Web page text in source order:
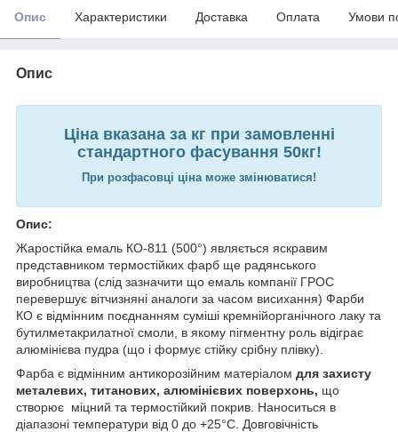
Опис Характеристики Доставка Оплата Умови
Опис
Ціна вказана за кг при замовленні
стандартного фасування 50кг!
При розфасовці ціна може змінюватися!
Опис:
Жаростійка емаль КО-811 (500°) являється яскравим
представником термостійких фарб ще радянського
виробництва (слід зазначити що емаль компанії ГРОС
перевершує вітчизняні аналоги за часом висихання) Фарби
КО є відмінним поєднанням суміші кремнійорганічного лаку та
бутилметакрилатної смоли, в якому пігментну роль відіграє
алюмінієва пудра (що і формує стійку срібну плівку).
Фарба є відмінним антикорозійним матеріалом для захисту
металевих, титанових, алюмінієвих поверхонь, що
створює міцний та термостійкий покрив. Наноситься в
діапазоні температури від 0 до +25°С. Довговічність